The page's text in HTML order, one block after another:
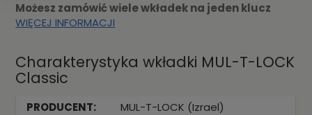
Możesz zamówić wiele wkładek na jeden klucz
WIĘCEJ INFORMACJI
Charakterystyka wkładki MUL-T-LOCK
Classic
PRODUCENT:
MUL-T-LOCK (Izrael)